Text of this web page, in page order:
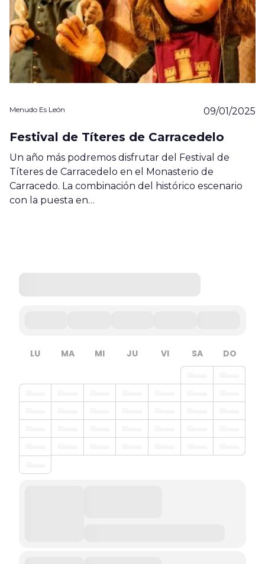
Menudo Es León 09/01/2025
Festival de Títeres de Carracedelo
Un año más podremos disfrutar del Festival de
Títeres de Carracedelo en el Monasterio de
Carracedo. La combinación del histórico escenario
con la puesta en…
LU MA MI JU VI SA DO